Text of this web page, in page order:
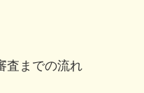
査までの流れ